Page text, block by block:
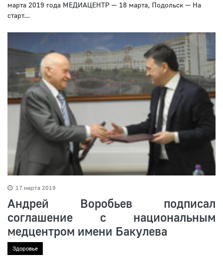
марта 2019 года МЕДИАЦЕНТР — 18 марта, Подольск — На
старт...
17 марта 2019
Андрей Воробьев подписал
соглашение с национальным
медцентром имени Бакулева
Здоровье